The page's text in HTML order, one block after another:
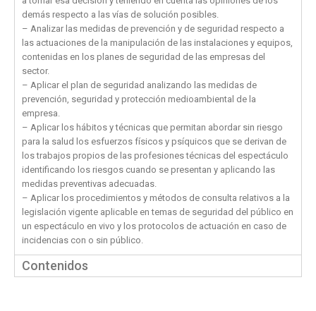
demás respecto a las vías de solución posibles.
– Analizar las medidas de prevención y de seguridad respecto a
las actuaciones de la manipulación de las instalaciones y equipos,
contenidas en los planes de seguridad de las empresas del
sector.
– Aplicar el plan de seguridad analizando las medidas de
prevención, seguridad y protección medioambiental de la
empresa.
– Aplicar los hábitos y técnicas que permitan abordar sin riesgo
para la salud los esfuerzos físicos y psíquicos que se derivan de
los trabajos propios de las profesiones técnicas del espectáculo
identificando los riesgos cuando se presentan y aplicando las
medidas preventivas adecuadas.
– Aplicar los procedimientos y métodos de consulta relativos a la
legislación vigente aplicable en temas de seguridad del público en
un espectáculo en vivo y los protocolos de actuación en caso de
incidencias con o sin público.
Contenidos